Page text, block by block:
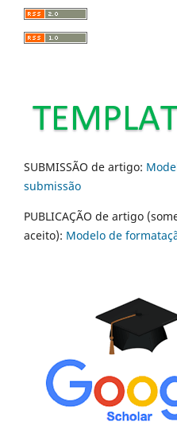
SUBMISSÃO de artigo:
submissão
PUBLICAÇÃO de artigo
aceito): Modelo de